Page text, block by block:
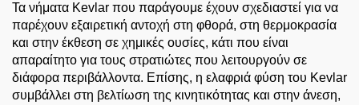
Τα νήματα Kevlar που παράγουμε έχουν σχεδιαστεί για να
παρέχουν εξαιρετική αντοχή στη φθορά, στη θερμοκρασία
και στην έκθεση σε χημικές ουσίες, κάτι που είναι
απαραίτητο για τους στρατιώτες που λειτουργούν σε
διάφορα περιβάλλοντα. Επίσης, η ελαφριά φύση του Kevlar
συμβάλλει στη βελτίωση της κινητικότητας και στην άνεση,